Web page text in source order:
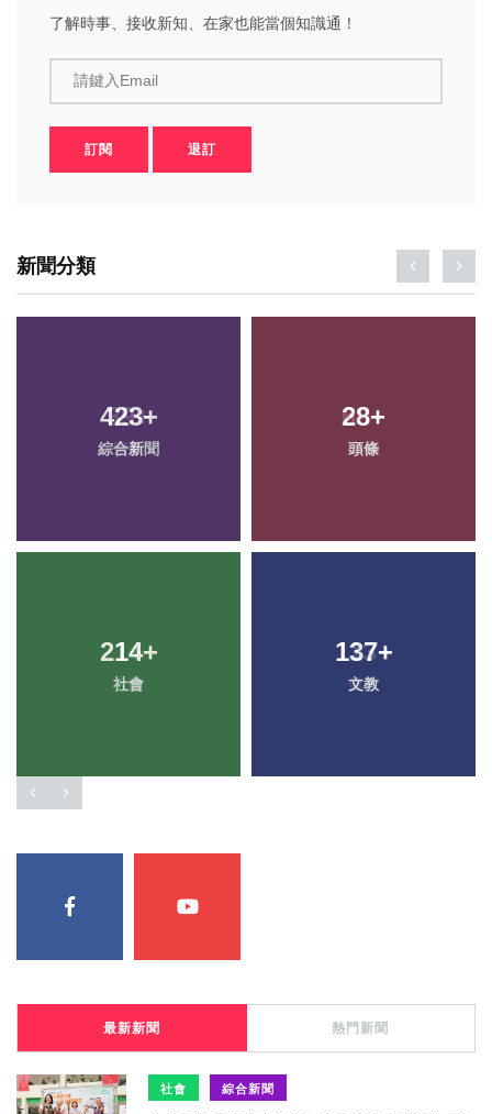
了解時事、接收新知、在家也能當個知識通！
請鍵入Email
訂閱 退訂
新聞分類
423+
綜合新聞
28+
頭條
214+
社會
137+
文教
最新新聞 熱門新聞
社會 綜合新聞